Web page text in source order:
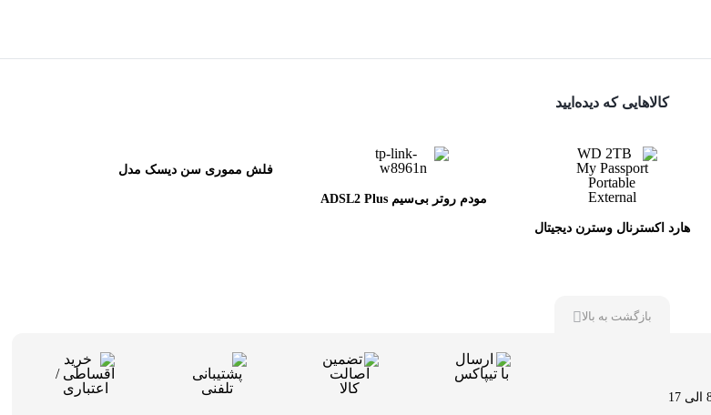
کالاهایی که دیده‌ایید
هارد اکسترنال وسترن دیجیتال
مودم روتر بی‌سیم ADSL2 Plus
فلش مموری سن دیسک مدل
بازگشت به بالا